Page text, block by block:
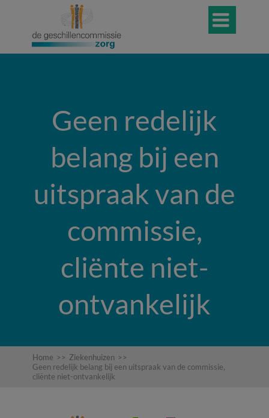

Geen redelijk
belang bij een
uitspraak van de
commissie,
cliënte niet-
ontvankelijk
Home >> Ziekenhuizen >>
Geen redelijk belang bij een uitspraak van de commissie,
cliënte niet-ontvankelijk